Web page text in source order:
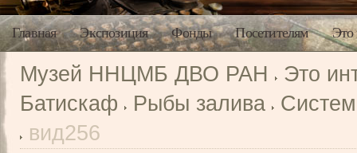
Главная Экспозиция Фонды Посетителям Это
Музей ННЦМБ ДВО РАН
Это
Батискаф
Рыбы залива
вид256